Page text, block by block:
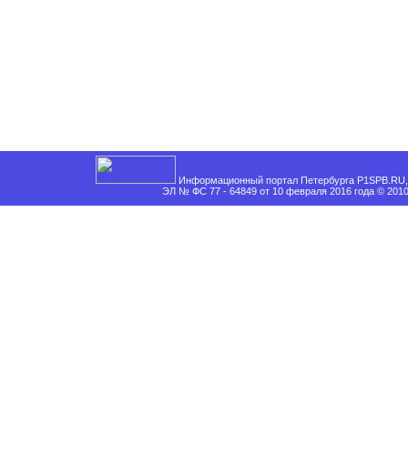
Информационный портал Петербурга
ЭЛ № ФС 77 - 64849 от 10 февраля 2016 года ©